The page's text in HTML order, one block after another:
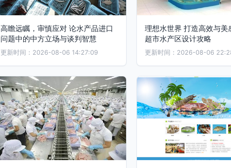
高瞻远瞩，审慎应对 论水产品进口
问题中的中方立场与谈判智慧
更新时间：2026-08-06 14:27:09
理想水世界 打造高效与美
超市水产区设计攻略
更新时间：2026-08-06